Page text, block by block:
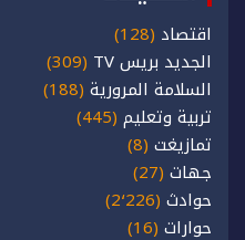
اقتصاد (128)
الجديد بريس TV
(309)
السلامة المرورية (188)
تربية وتعليم (445)
تمازيغت (8)
جهات (27)
حوادث (2٬226)
حوارات (16)